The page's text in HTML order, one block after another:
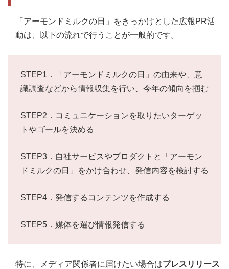
「アーモンドミルクの日」をきっかけとした広報PR活
動は、以下の流れで行うことが一般的です。
STEP1．「アーモンドミルクの日」の由来や、意
識調査などから情報収集を行い、今年の傾向を掴む
STEP2．コミュニケーションを取りたいターゲッ
トやゴールを決める
STEP3．自社サービスやプロダクトと「アーモン
ドミルクの日」をかけ合わせ、発信内容を検討する
STEP4．発信するコンテンツを作成する
STEP5．媒体を選び情報発信する
特に、メディア関係者に届けたい場合はプレスリリース